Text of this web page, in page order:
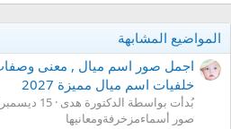
المواضيع المشابهة
اجمل صور اسم ميال , معنى
خلفيات اسم ميال مميزة 2027
بُدأت بواسطة الدكتورة هدى 15 ديسمبر 2020
صور أسماءمزخرفةومعانيها